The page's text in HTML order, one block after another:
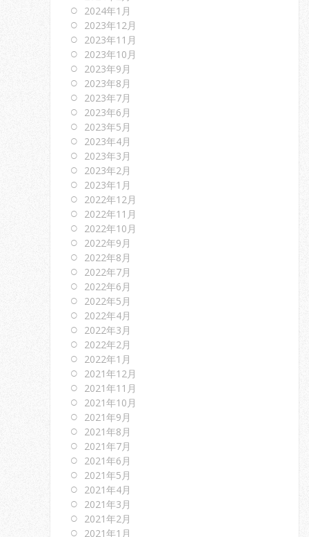
2024年1月
2023年12月
2023年11月
2023年10月
2023年9月
2023年8月
2023年7月
2023年6月
2023年5月
2023年4月
2023年3月
2023年2月
2023年1月
2022年12月
2022年11月
2022年10月
2022年9月
2022年8月
2022年7月
2022年6月
2022年5月
2022年4月
2022年3月
2022年2月
2022年1月
2021年12月
2021年11月
2021年10月
2021年9月
2021年8月
2021年7月
2021年6月
2021年5月
2021年4月
2021年3月
2021年2月
2021年1月